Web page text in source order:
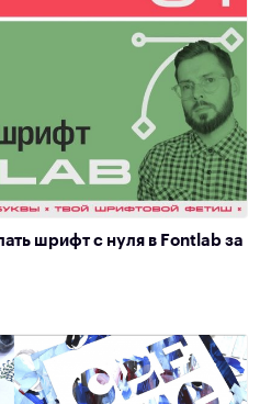
шрифт с нуля в Fontlab за